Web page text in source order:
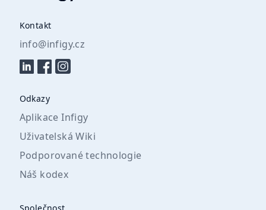
Kontakt
info@infigy.cz
Odkazy
Aplikace Infigy
Uživatelská Wiki
Podporované technologie
Náš kodex